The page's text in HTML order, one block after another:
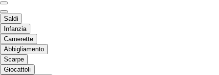
Saldi
Infanzia
Camerette
Abbigliamento
Scarpe
Giocattoli